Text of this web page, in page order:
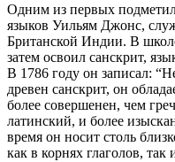
Одним из первых
языков Уильям Джонс,
Британской Индии. В
затем освоил санскрит,
В 1786 году он записал:
древен санскрит, он
более совершенен, чем
латинский, и более
время он носит столь
как в корнях глаголов,